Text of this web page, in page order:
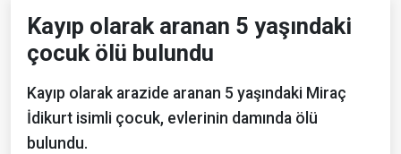
Kayıp olarak aranan 5 yaşındaki
çocuk ölü bulundu
Kayıp olarak arazide aranan 5 yaşındaki Miraç
İdikurt isimli çocuk, evlerinin damında ölü
bulundu.